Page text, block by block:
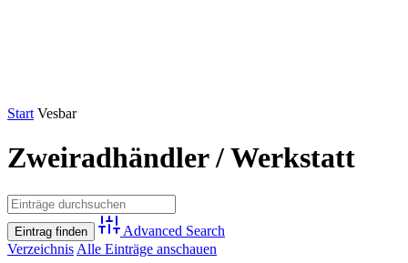
Start Vesbar
Zweiradhändler / Werkstatt
Advanced Search
Verzeichnis Alle Einträge anschauen